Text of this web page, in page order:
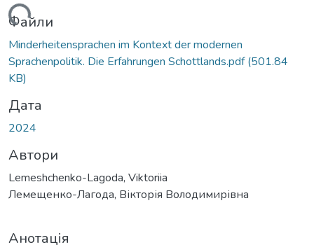
Файли
Minderheitensprachen im Kontext der modernen
Sprachenpolitik. Die Erfahrungen Schottlands.pdf(501.84
KB)
Дата
2024
Автори
Lemeshchenko-Lagoda, Viktoriia
Лемещенко-Лагода, Вікторія Володимирівна
Анотація